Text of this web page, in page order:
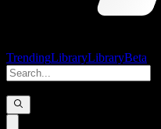
TrendingLibraryLibraryBeta